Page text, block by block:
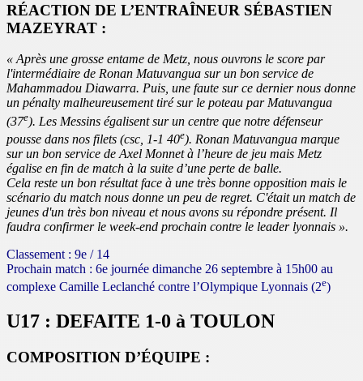
RÉACTION DE L’ENTRAÎNEUR SÉBASTIEN
MAZEYRAT :
« Après une grosse entame de Metz, nous ouvrons le score par
l'intermédiaire de Ronan Matuvangua sur un bon service de
Mahammadou Diawarra. Puis, une faute sur ce dernier nous donne
un pénalty malheureusement tiré sur le poteau par Matuvangua
(37e). Les Messins égalisent sur un centre que notre défenseur
pousse dans nos filets (csc, 1-1 40e). Ronan Matuvangua marque
sur un bon service de Axel Monnet à l’heure de jeu mais Metz
égalise en fin de match à la suite d’une perte de balle.
Cela reste un bon résultat face à une très bonne opposition mais le
scénario du match nous donne un peu de regret. C'était un match de
jeunes d'un très bon niveau et nous avons su répondre présent. Il
faudra confirmer le week-end prochain contre le leader lyonnais ».
Classement : 9e / 14
Prochain match : 6e journée dimanche 26 septembre à 15h00 au
complexe Camille Leclanché contre l’Olympique Lyonnais (2e)
U17 : DEFAITE 1-0 à TOULON
COMPOSITION D’ÉQUIPE :